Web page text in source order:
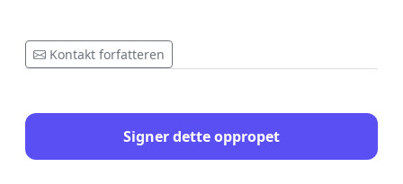
for alle!
Kontakt forfatteren
Signer dette oppropet